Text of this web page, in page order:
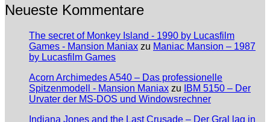
Neueste Kommentare
The secret of Monkey Island - 1990 by Lucasfilm
Games - Mansion Maniax zu Maniac Mansion – 1987
by Lucasfilm Games
Acorn Archimedes A540 – Das professionelle
Spitzenmodell - Mansion Maniax zu
IBM 5150 – Der
Urvater der MS-DOS und Windowsrechner
Indiana Jones and the Last Crusade – Der Gral lag in